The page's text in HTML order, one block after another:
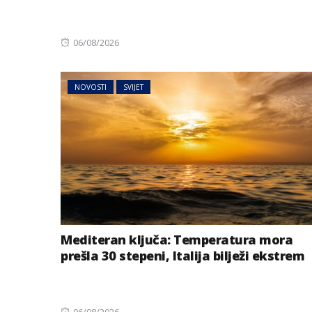
Posted
06/08/2026
NOVOSTI SVIJET
Mediteran ključa: Temperatura mora
prešla 30 stepeni, Italija bilježi ekstrem
AUSTRIJA NOVOSTI
Jake grmljavine
dijelovima